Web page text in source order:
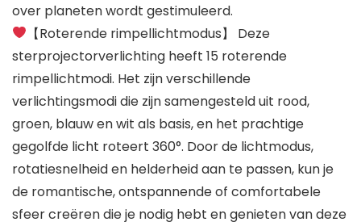
over planeten wordt gestimuleerd.
【Roterende rimpellichtmodus】 Deze
sterprojectorverlichting heeft 15 roterende
rimpellichtmodi. Het zijn verschillende
verlichtingsmodi die zijn samengesteld uit rood,
groen, blauw en wit als basis, en het prachtige
gegolfde licht roteert 360°. Door de lichtmodus,
rotatiesnelheid en helderheid aan te passen, kun je
de romantische, ontspannende of comfortabele
sfeer creëren die je nodig hebt en genieten van deze